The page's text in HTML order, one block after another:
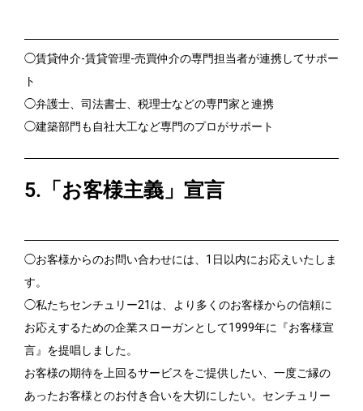
◯賃貸仲介-賃貸管理-売買仲介の専門担当者が連携してサポー
ト
◯弁護士、司法書士、税理士などの専門家と連携
◯建築部門も自社大工など専門のプロがサポート
5.「お客様主義」宣言
◯お客様からのお問い合わせには、1日以内にお応えいたしま
す。
◯私たちセンチュリー21は、より多くのお客様からの信頼に
お応えするための企業スローガンとして1999年に『お客様宣
言』を提唱しました。
お客様の期待を上回るサービスをご提供したい、一度ご縁の
あったお客様とのお付き合いを大切にしたい。センチュリー